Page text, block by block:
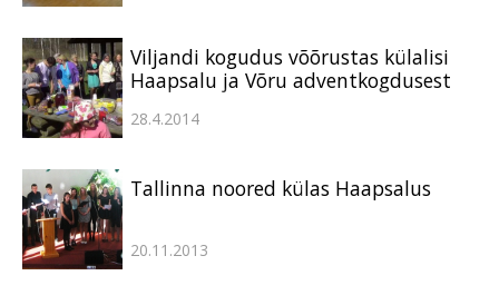
Viljandi kogudus võõrustas külalisi
Haapsalu ja Võru adventkogdusest
28.4.2014
Tallinna noored külas Haapsalus
20.11.2013